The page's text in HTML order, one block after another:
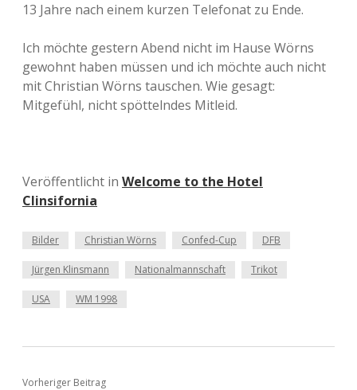
13 Jahre nach einem kurzen Telefonat zu Ende.
Ich möchte gestern Abend nicht im Hause Wörns
gewohnt haben müssen und ich möchte auch nicht
mit Christian Wörns tauschen. Wie gesagt:
Mitgefühl, nicht spöttelndes Mitleid.
Veröffentlicht in Welcome to the Hotel
Clinsifornia
Bilder Christian Wörns Confed-Cup DFB
Jürgen Klinsmann Nationalmannschaft Trikot
USA WM 1998
Vorheriger Beitrag